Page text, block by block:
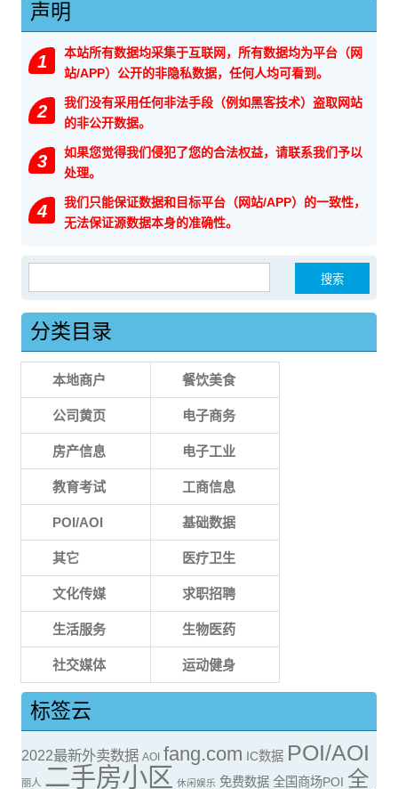
声明
1
本站所有数据均采集于互联网，所有数据均为平台（网
站/APP）公开的非隐私数据，任何人均可看到。
2
我们没有采用任何非法手段（例如黑客技术）盗取网站
的非公开数据。
3
如果您觉得我们侵犯了您的合法权益，请联系我们予以
处理。
4
我们只能保证数据和目标平台（网站/APP）的一致性，
无法保证源数据本身的准确性。
分类目录
本地商户 餐饮美食
公司黄页 电子商务
房产信息 电子工业
教育考试 工商信息
POI/AOI 基础数据
其它 医疗卫生
文化传媒 求职招聘
生活服务 生物医药
社交媒体 运动健身
标签云
2022最新外卖数据 AOI fang.com IC数据 POI/AOI
丽人 二手房小区 休闲娱乐 免费数据 全国商场POI 全